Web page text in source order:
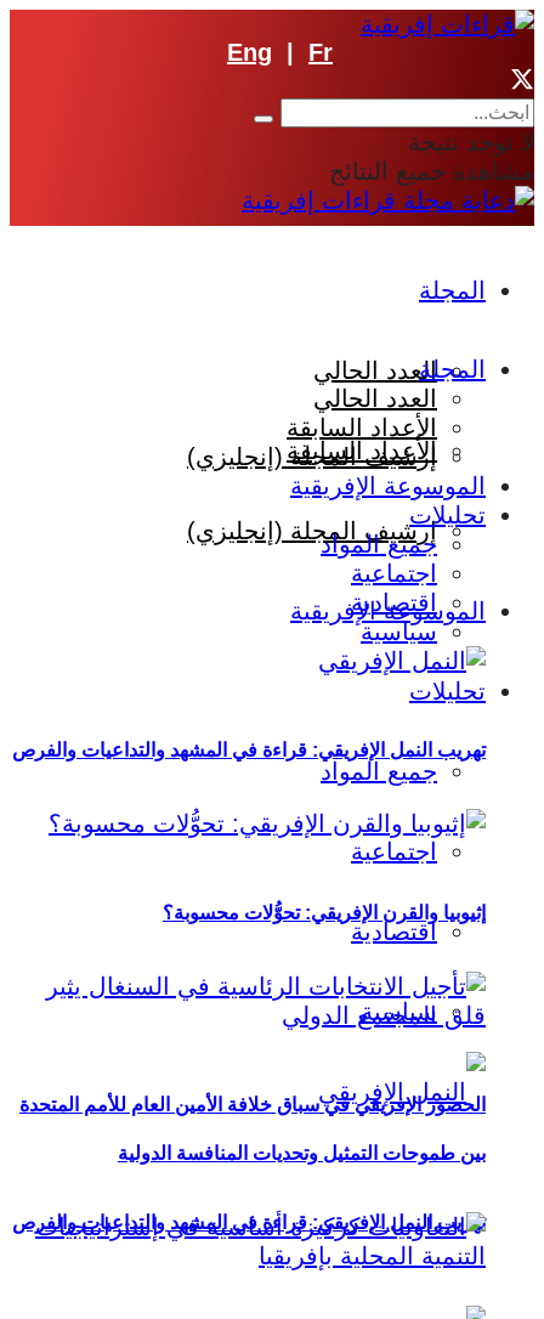
Eng Fr
لا توجد نتيجة
مشاهدة جميع النتائج
المجلة
العدد الحالي
الأعداد السابقة
إرشيف المجلة (إنجليزي)
الموسوعة الإفريقية
تحليلات
جميع المواد
اجتماعية
اقتصادية
سياسية
تهريب النمل الإفريقي: قراءة في المشهد والتداعيات والفرص
المجلة
العدد الحالي
الأعداد السابقة
إرشيف المجلة (إنجليزي)
الموسوعة الإفريقية
تحليلات
جميع المواد
اجتماعية
اقتصادية
سياسية
تهريب النمل الإفريقي: قراءة في المشهد والتداعيات والفرص
إثيوبيا والقرن الإفريقي: تحوُّلات محسوبة؟
الحضور الإفريقي في سباق خلافة الأمين العام للأمم المتحدة
بين طموحات التمثيل وتحديات المنافسة الدولية